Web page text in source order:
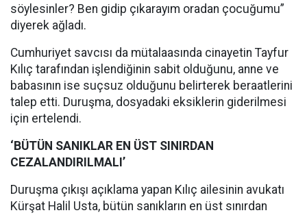
söylesinler? Ben gidip çıkarayım oradan çocuğumu”
diyerek ağladı.
Cumhuriyet savcısı da mütalaasında cinayetin Tayfur
Kılıç tarafından işlendiğinin sabit olduğunu, anne ve
babasının ise suçsuz olduğunu belirterek beraatlerini
talep etti. Duruşma, dosyadaki eksiklerin giderilmesi
için ertelendi.
‘BÜTÜN SANIKLAR EN ÜST SINIRDAN
CEZALANDIRILMALI’
Duruşma çıkışı açıklama yapan Kılıç ailesinin avukatı
Kürşat Halil Usta, bütün sanıkların en üst sınırdan